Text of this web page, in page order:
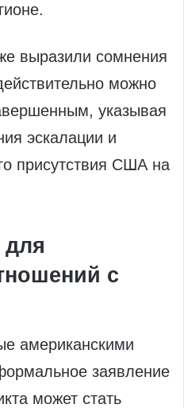
выразили сомнения
можно
указывая
эскалации и
присутствия США на
для
с
американскими
заявление
может стать